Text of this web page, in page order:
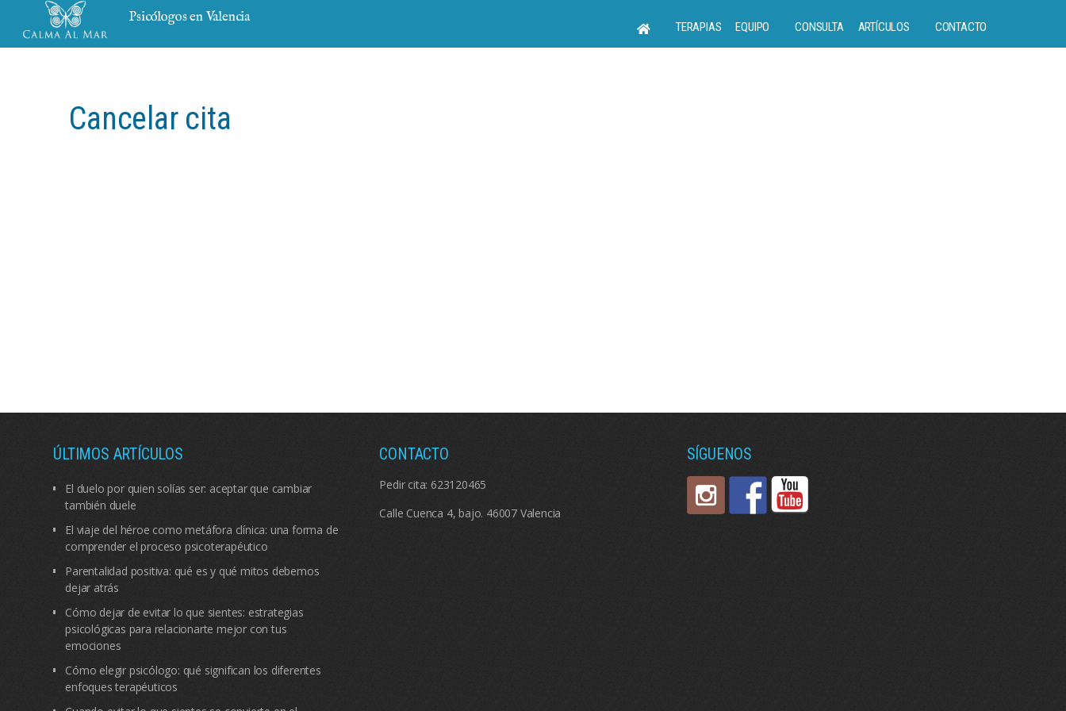
Psicólogos en Valencia
TERAPIAS EQUIPO CONSULTA ARTÍCULOS CONTACTO
Cancelar cita
ÚLTIMOS ARTÍCULOS
El duelo por quien solías ser: aceptar que cambiar
también duele
El viaje del héroe como metáfora clínica: una forma de
comprender el proceso psicoterapéutico
Parentalidad positiva: qué es y qué mitos debemos
dejar atrás
Cómo dejar de evitar lo que sientes: estrategias
psicológicas para relacionarte mejor con tus
emociones
Cómo elegir psicólogo: qué significan los diferentes
enfoques terapéuticos
CONTACTO
Pedir cita: 623120465
Calle Cuenca 4, bajo. 46007 Valencia
SÍGUENOS